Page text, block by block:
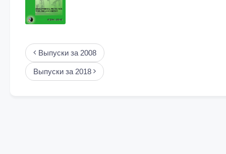
Выпуски за 2008
Выпуски за 2018